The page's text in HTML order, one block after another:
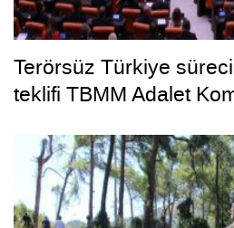
Terörsüz Türkiye
teklifi TBMM Adalet